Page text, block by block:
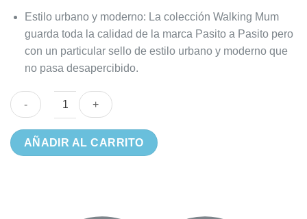
Estilo urbano y moderno: La colección Walking Mum
guarda toda la calidad de la marca Pasito a Pasito pero
con un particular sello de estilo urbano y moderno que
no pasa desapercibido.
Bolso
Maternal
AÑADIR AL CARRITO